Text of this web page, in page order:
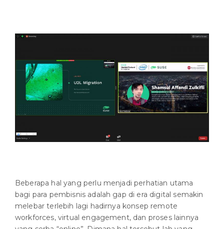
Beberapa hal yang perlu menjadi perhatian utama
bagi para pembisnis adalah gap di era digital semakin
melebar terlebih lagi hadirnya konsep remote
workforces, virtual engagement, dan proses lainnya